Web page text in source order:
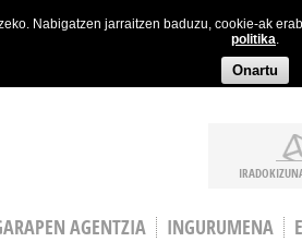
Nabigatzen jarraitzen baduzu, cookie-ak
politika.
Onartu
AGENTZIA INGURUMENA